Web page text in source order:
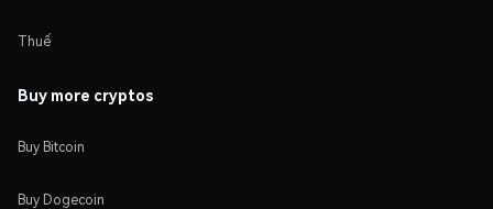
Thuế
Buy more cryptos
Buy Bitcoin
Buy Dogecoin